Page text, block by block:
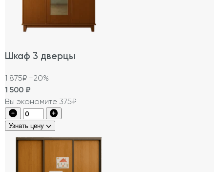
Шкаф 3 дверцы
1 875₽ −20%
1 500 ₽
Вы экономите 375₽
Узнать цену